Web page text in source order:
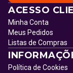
ACESSO
Minha Conta
Meus Pedidos
Listas de Compras
Política de Cookies